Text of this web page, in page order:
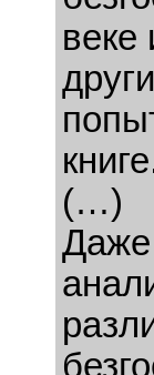
веке
(…)
Даже